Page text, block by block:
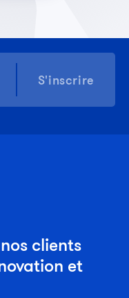
S'inscrire
clients
et